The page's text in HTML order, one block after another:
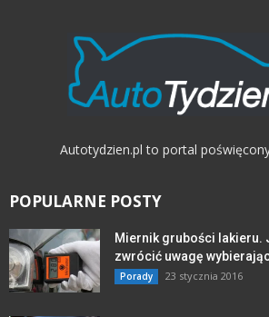
Autotydzien.pl to portal
POPULARNE POSTY
Miernik grubości lakieru.
zwrócić uwagę
Porady 23 stycznia 2016